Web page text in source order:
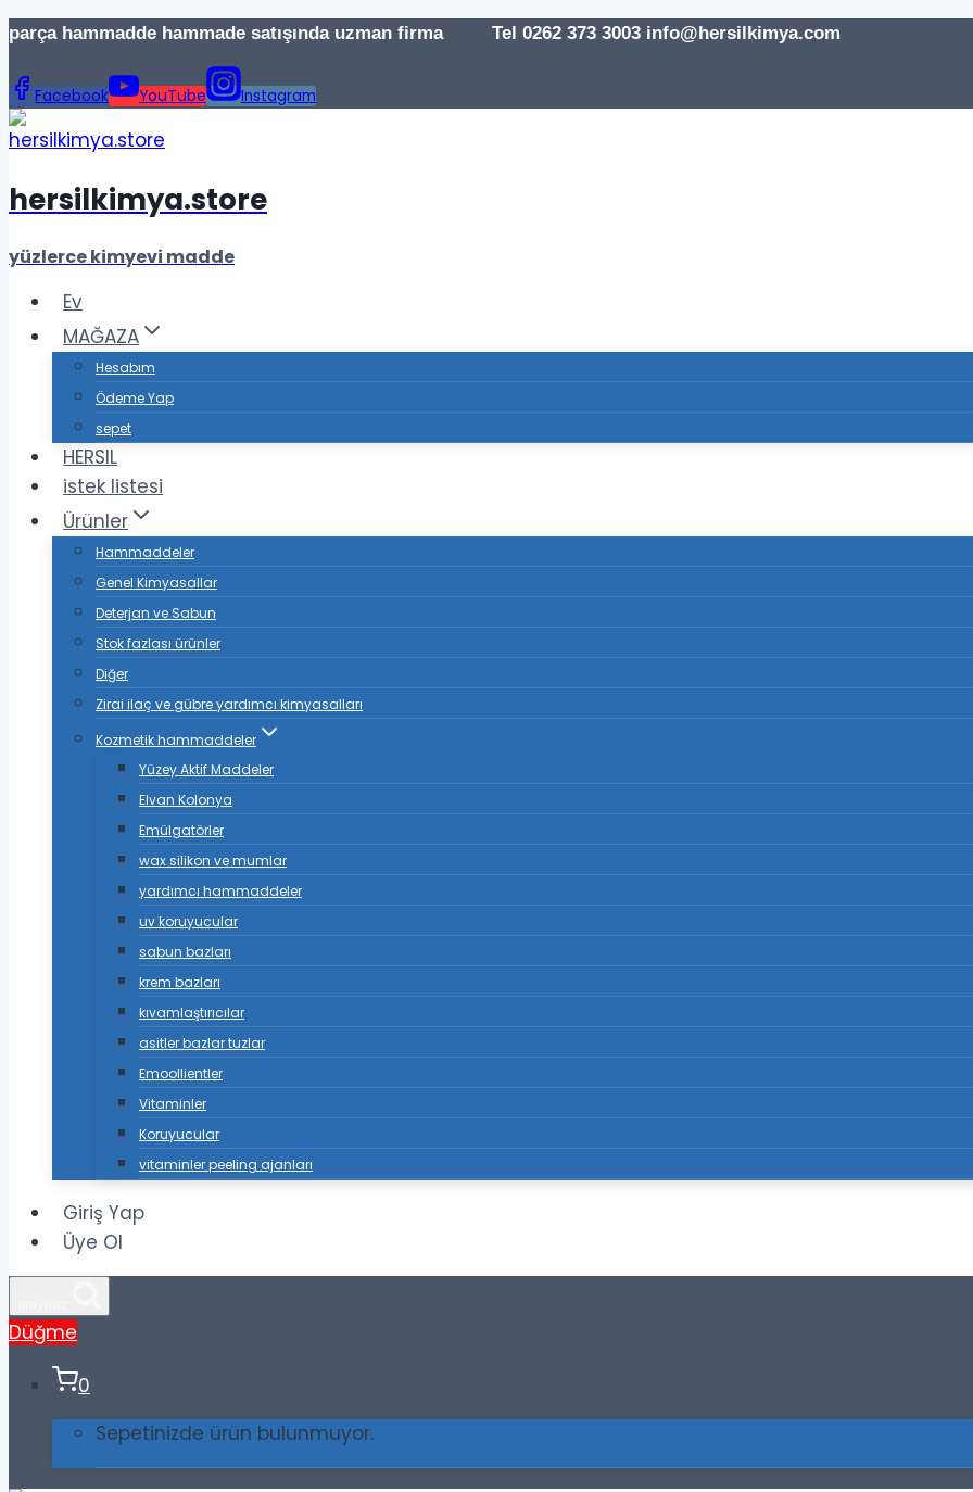
İçeriğe
parça hammadde hammade satışında uzman firma Tel 0262 373 3003 info@hersilkimya.com
Facebook YouTube Instagram
hersilkimya.store
yüzlerce kimyevi madde
Ev
MAĞAZA
Hesabım
Ödeme Yap
sepet
HERSIL
istek listesi
Ürünler
Hammaddeler
Genel Kimyasallar
Deterjan ve Sabun
Stok fazlası ürünler
Diğer
Zirai ilaç ve gübre yardımcı kimyasalları
Kozmetik hammaddeler
Yüzey Aktif Maddeler
Elvan Kolonya
Emülgatörler
wax silikon ve mumlar
yardımcı hammaddeler
uv koruyucular
sabun bazları
krem bazları
kıvamlaştırıcılar
asitler bazlar tuzlar
Emoollientler
Vitaminler
Koruyucular
vitaminler peeling ajanları
Giriş Yap
Üye Ol
Düğme
0
Sepetinizde ürün bulunmuyor.